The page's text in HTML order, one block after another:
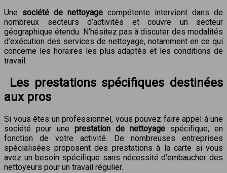
Une société de nettoyage compétente intervient dans de
nombreux secteurs d’activités et couvre un secteur
géographique étendu. N’hésitez pas à discuter des modalités
d’exécution des services de nettoyage, notamment en ce qui
concerne les horaires les plus adaptés et les conditions de
travail.
Les prestations spécifiques destinées
aux pros
Si vous êtes un professionnel, vous pouvez faire appel à une
société pour une prestation de nettoyage spécifique, en
fonction de votre activité. De nombreuses entreprises
spécialisées proposent des prestations à la carte si vous
avez un besoin spécifique sans nécessité d’embaucher des
nettoyeurs pour un travail régulier.